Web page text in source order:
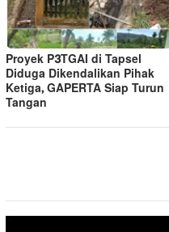
Proyek P3TGAI di Tapsel
Diduga Dikendalikan Pihak
Ketiga, GAPERTA Siap Turun
Tangan